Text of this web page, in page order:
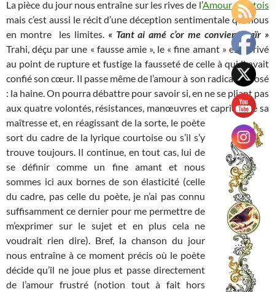
La pièce du jour nous entraîne sur les rives de l’Amour courtois
mais c’est aussi le récit d’une déception sentimentale qui nous
en montre les limites. « Tant ai amé c’or me convient haïr »
Trahi, déçu par une « fausse amie », le « fine amant » est arrivé
au point de rupture et fustige la fausseté de celle à qui il avait
confié son cœur. Il passe même de l’amour à son radical opposé
: la haine. On pourra débattre pour savoir si, en ne se pliant pas
aux quatre volontés, résistances, manœuvres et caprices de sa
maîtresse et, en réagissant de la sorte, le poète
sort du cadre de la lyrique courtoise ou s’il s’y
trouve toujours. Il continue, en tout cas, lui de
se définir comme un fine amant et nous
sommes ici aux bornes de son élasticité (celle
du cadre, pas celle du poète, je n’ai pas connu
suffisamment ce dernier pour me permettre de
m’exprimer sur le sujet et en plus cela ne
voudrait rien dire). Bref, la chanson du jour
nous entraîne à ce moment précis où le poète
décide qu’il ne joue plus et passe directement
de l’amour frustré (notion tout à fait hors